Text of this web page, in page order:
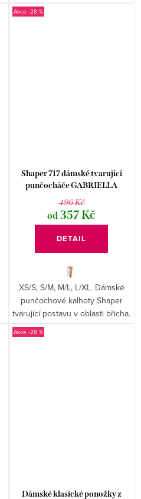
-28 %
Shaper 717 dámské tvarující
punčocháče GABRIELLA
496 Kč
od 357 Kč
DETAIL
XS/S, S/M, M/L, L/XL. Dámské
punčochové kalhoty Shaper
tvarující postavu v oblasti břicha.
-28 %
Dámské klasické ponožky z